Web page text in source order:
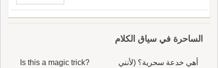
الساحرة في سياق الكلام
أهي خدعة سحرية؟ (لأنني Is this a magic trick?